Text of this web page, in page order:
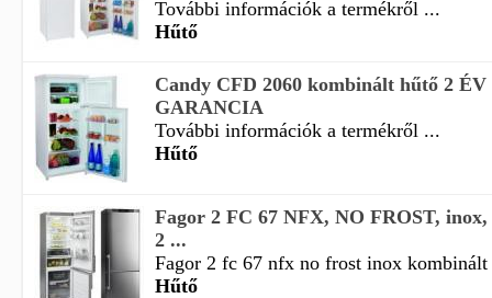
További információk a termékről ...
Hűtő
Candy CFD 2060 kombinált hűtő 2
GARANCIA
További információk a termékről ...
Hűtő
Fagor 2 FC 67 NFX, NO FROST,
2 ...
Fagor 2 fc 67 nfx no frost inox
Hűtő